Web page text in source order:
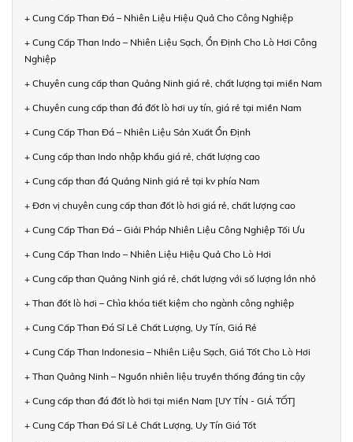
+ Cung Cấp Than Đá – Nhiên Liệu Hiệu Quả Cho Công Nghiệp
+ Cung Cấp Than Indo – Nhiên Liệu Sạch, Ổn Định Cho Lò Hơi Công
Nghiệp
+ Chuyên cung cấp than Quảng Ninh giá rẻ, chất lượng tại miền Nam
+ Chuyên cung cấp than đá đốt lò hơi uy tín, giá rẻ tại miền Nam
+ Cung Cấp Than Đá – Nhiên Liệu Sản Xuất Ổn Định
+ Cung cấp than Indo nhập khẩu giá rẻ, chất lượng cao
+ Cung cấp than đá Quảng Ninh giá rẻ tại kv phía Nam
+ Đơn vị chuyên cung cấp than đốt lò hơi giá rẻ, chất lượng cao
+ Cung Cấp Than Đá – Giải Pháp Nhiên Liệu Công Nghiệp Tối Ưu
+ Cung Cấp Than Indo – Nhiên Liệu Hiệu Quả Cho Lò Hơi
+ Cung cấp than Quảng Ninh giá rẻ, chất lượng với số lượng lớn nhỏ
+ Than đốt lò hơi – Chìa khóa tiết kiệm cho ngành công nghiệp
+ Cung Cấp Than Đá Sỉ Lẻ Chất Lượng, Uy Tín, Giá Rẻ
+ Cung Cấp Than Indonesia – Nhiên Liệu Sạch, Giá Tốt Cho Lò Hơi
+ Than Quảng Ninh – Nguồn nhiên liệu truyền thống đáng tin cậy
+ Cung cấp than đá đốt lò hơi tại miền Nam [UY TÍN - GIÁ TỐT]
+ Cung Cấp Than Đá Sỉ Lẻ Chất Lượng, Uy Tín Giá Tốt